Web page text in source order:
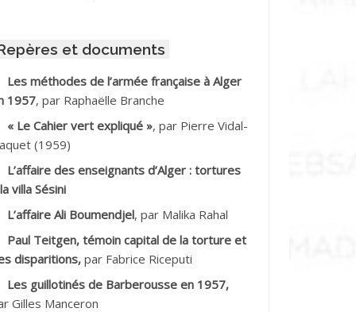
Salah *
M.*
Ali
Tahar
Ramdane *
et documents
Les méthodes de l’armée française à Alger
1957, par Raphaëlle Branche
« Le Cahier vert expliqué », par Pierre Vidal-
(1959)
L’affaire des enseignants d’Alger : tortures
villa Sésini
L’affaire Ali Boumendjel, par Malika Rahal
Paul Teitgen, témoin capital de la torture et
disparitions, par Fabrice Riceputi
Les guillotinés de Barberousse en 1957,
Gilles Manceron